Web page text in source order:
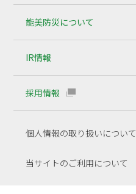
能美防災について
IR情報
採用情報
個人情報の取り扱いについて
当サイトのご利用について